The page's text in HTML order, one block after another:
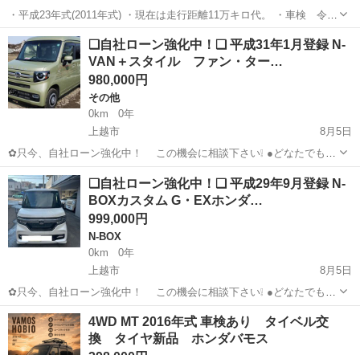
・平成23年式(2011年式) ・現在は走行距離11万キロ代。 ・車検 令和
10年2月まであり。 ・スタッドレスタイヤもあり。 ・リサイクル券は
あります。 車検が長くて、走れば全然OKという人向けです。 ※前回
車検時に...
新潟 長岡市 越後岩塚駅 ライフ 走行距離
❑自社ローン強化中！❑ 平成31年1月登録 N-
VAN＋スタイル ファン・ター…
980,000円
その他
0km
0年
上越市
8月5日
✿只今、自社ローン強化中！ この機会に相談下さい❕ ●どなたでも自
社ローン対応可能です● ・勤続年数の短い方や自営業
の方 ・パートやアルバイト勤務の主婦の方や派遣社員の方 ・自...
新潟 上越市 その他 VAN
❑自社ローン強化中！❑ 平成29年9月登録 N-
BOXカスタム G・EXホンダ…
999,000円
N-BOX
0km
0年
上越市
8月5日
✿只今、自社ローン強化中！ この機会に相談下さい❕ ●どなたでも自
社ローン対応可能です● ・勤続年数の短い方や自営業
の方 ・パートやアルバイト勤務の主婦の方や派遣社員の方 ・自...
新潟 上越市 車両
4WD MT 2016年式 車検あり タイベル交
換 タイヤ新品 ホンダバモス